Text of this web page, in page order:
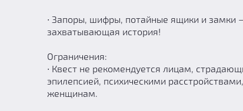
∙ Запоры, шифры, потайные ящики и замки
захватывающая история!
Ограничения:
∙ Квест не рекомендуется лицам,
эпилепсией, психическими
женщинам.